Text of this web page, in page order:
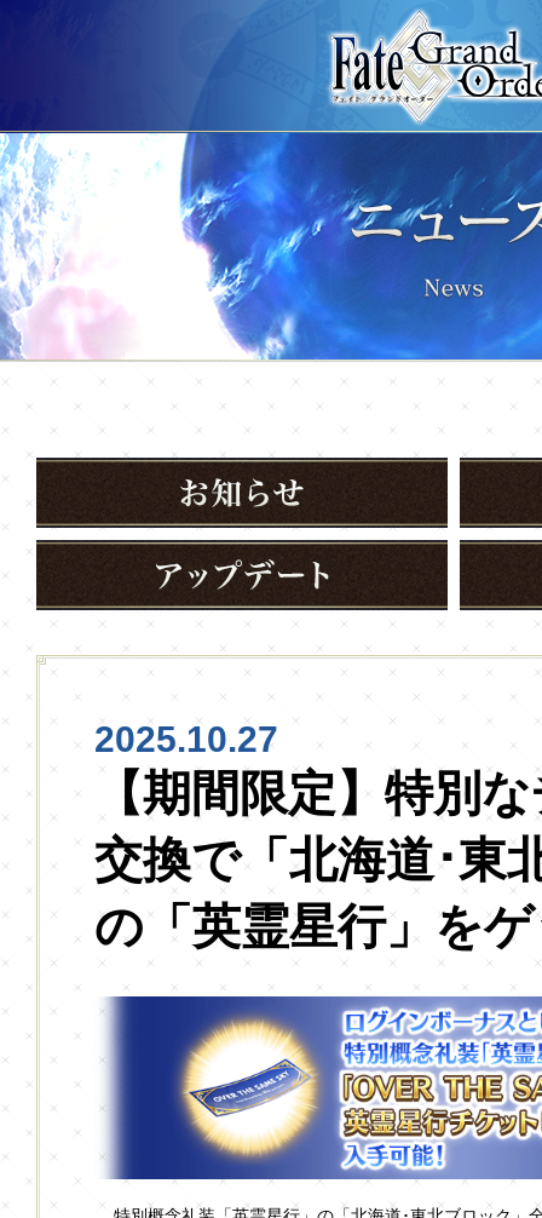
2025.10.27
【期間限定】特別
交換で「北海道･東
の「英霊星行」を